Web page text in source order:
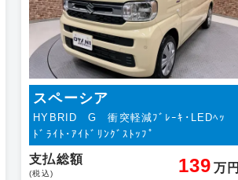
スペーシア
HYBRID G 衝突軽減ﾌﾞﾚｰｷ･LEDﾍｯ
ﾄﾞﾗｲﾄ･ｱｲﾄﾞﾘﾝｸﾞｽﾄｯﾌﾟ
支払総額
(税込) 139 万円